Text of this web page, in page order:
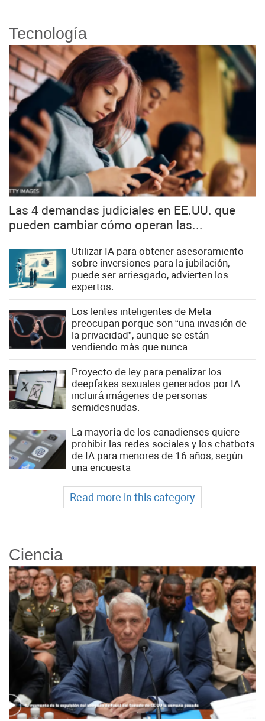
Tecnología
Las 4 demandas judiciales en EE.UU. que
pueden cambiar cómo operan las...
Utilizar IA para obtener asesoramiento
sobre inversiones para la jubilación,
puede ser arriesgado, advierten los
expertos.
Los lentes inteligentes de Meta
preocupan porque son “una invasión de
la privacidad”, aunque se están
vendiendo más que nunca
Proyecto de ley para penalizar los
deepfakes sexuales generados por IA
incluirá imágenes de personas
semidesnudas.
La mayoría de los canadienses quiere
prohibir las redes sociales y los chatbots
de IA para menores de 16 años, según
una encuesta
Read more in this category
Ciencia